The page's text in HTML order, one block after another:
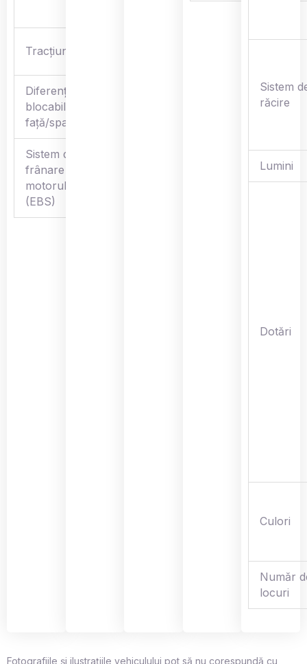
Tracțiune
Diferențial
blocabil
față/spate
Sistem de
frânare a
motorului
(EBS)
Sistem
răcire
Lumini
Dotări
Culori
Număr
locuri
Fotografiile și ilustrațiile vehiculului pot să nu corespundă cu